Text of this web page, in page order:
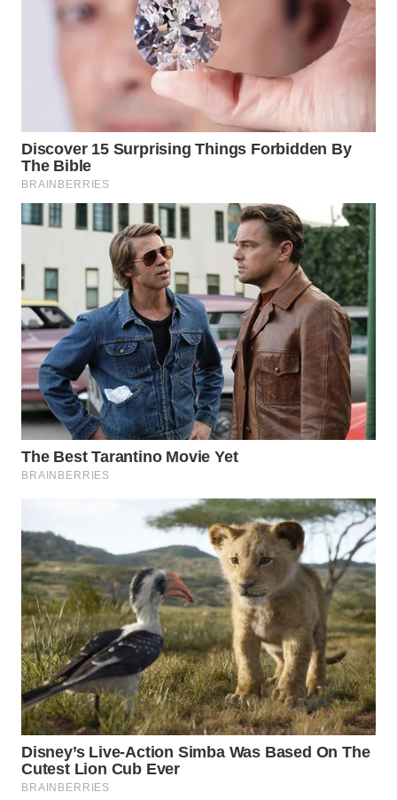
TANJUNG
LESUNG
KARO
SIMALUNGUN
WN
LABUHANBATU
WN
TAPANULI
TENGAH
WN DELI
WN
TEBING
TINGGI
WN
PAKPAK
WN
KARAWANG
WN
BEKASI